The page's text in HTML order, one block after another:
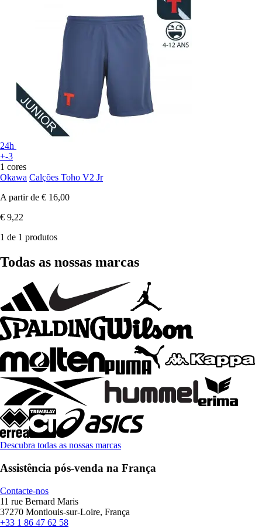
24h
+-3
1 cores
Okawa Calções Toho V2 Jr
A partir de € 16,00
€ 9,22
1 de 1 produtos
Todas as nossas marcas
Descubra todas as nossas marcas
Assistência pós-venda na França
Contacte-nos
11 rue Bernard Maris
37270 Montlouis-sur-Loire, França
+33 1 86 47 62 58